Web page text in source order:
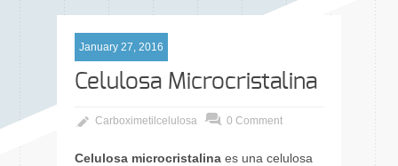
January 27, 2016
Celulosa Microcristalina
Carboximetilcelulosa 0 Comment
Celulosa microcristalina es una celulosa